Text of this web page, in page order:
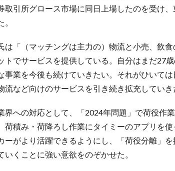
取引所グロース市場に同日上場したのを受け
は「（マッチングは主力の）物流と小売、飲
トでサービスを提供している。自分はまだ27
事業を今後も続けていきたい。それがひいて
流など向けのサービスを引き続き拡充していき
界への対応として、「2024年問題」で荷役作
荷積み・荷降ろし作業にタイミーのアプリを
ーがより活躍できるようにし、「荷役分離」
いくことに強い意欲をのぞかせた。